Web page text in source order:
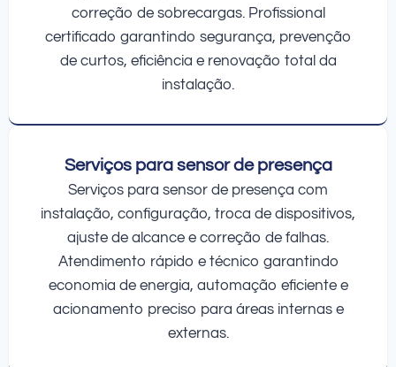
correção de sobrecargas. Profissional
certificado garantindo segurança, prevenção
de curtos, eficiência e renovação total da
instalação.
Serviços para sensor de presença
Serviços para sensor de presença com
instalação, configuração, troca de dispositivos,
ajuste de alcance e correção de falhas.
Atendimento rápido e técnico garantindo
economia de energia, automação eficiente e
acionamento preciso para áreas internas e
externas.